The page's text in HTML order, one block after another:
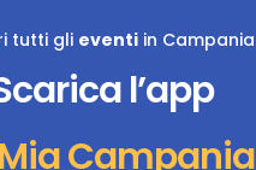
tutti gli eventiin Campania
l’app
Campania